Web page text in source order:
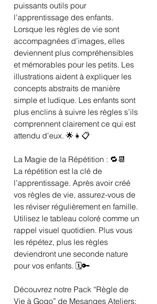
puissants outils pour
l’apprentissage des enfants.
Lorsque les règles de vie sont
accompagnées d’images, elles
deviennent plus compréhensibles
et mémorables pour les petits. Les
illustrations aident à expliquer les
concepts abstraits de manière
simple et ludique. Les enfants sont
plus enclins à suivre les règles s’ils
comprennent clairement ce qui est
attendu d’eux. 🌟👧📋
La Magie de la Répétition : 🔁📆
La répétition est la clé de
l’apprentissage. Après avoir créé
vos règles de vie, assurez-vous de
les réviser régulièrement en famille.
Utilisez le tableau coloré comme un
rappel visuel quotidien. Plus vous
les répétez, plus les règles
deviendront une seconde nature
pour vos enfants. 🗓️🔑
Découvrez notre Pack “Règle de
Vie à Gogo” de Mesanges Ateliers: